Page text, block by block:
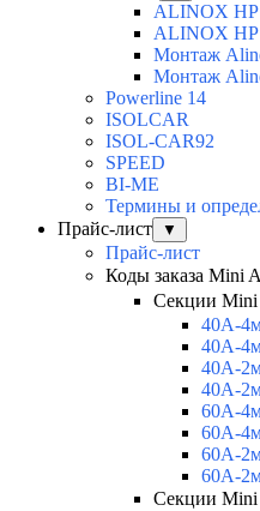
ALINOX HP
ALINOX HP
Монтаж
Монтаж
Powerline 14
ISOLCAR
ISOL-CAR92
SPEED
BI-ME
Термины и
Прайс-лист
▼
Прайс-лист
Коды заказа Mini
Секции
40А-
40А-
40А-
40А-
60А-
60А-
60А-
60А-
Секции